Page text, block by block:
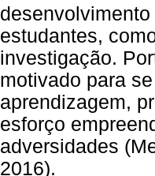
estudantes,
investigação.
motivado para
aprendizagem,
esforço
adversidades
2016).